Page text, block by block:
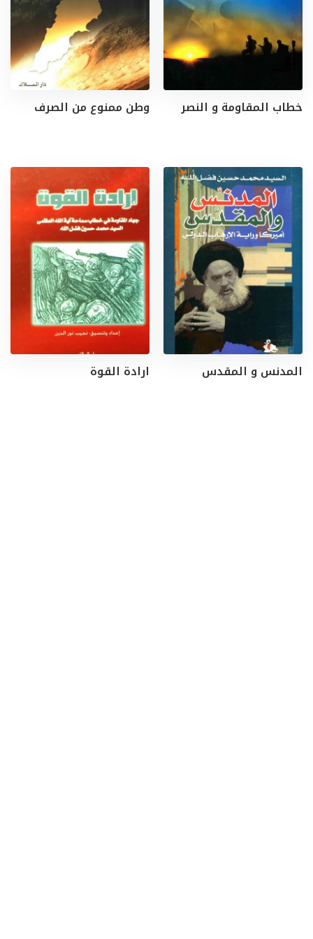
خطاب المقاومة و النصر وطن ممنوع من الصرف
المدنس و المقدس ارادة القوة